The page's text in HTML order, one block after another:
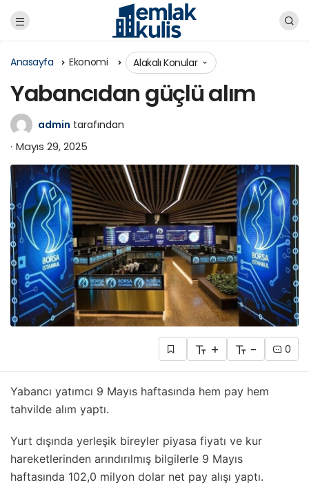
Anasayfa Ekonomi Alakalı Konular
Yabancıdan güçlü alım
admin tarafından
Mayıs 29, 2025
+ - 0
Yabancı yatımcı 9 Mayıs haftasında hem pay hem
tahvilde alım yaptı.
Yurt dışında yerleşik bireyler piyasa fiyatı ve kur
hareketlerinden arındırılmış bilgilerle 9 Mayıs
haftasında 102,0 milyon dolar net pay alışı yaptı.